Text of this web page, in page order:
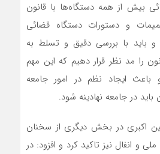
بیش از همه دستگاه‌ها با قانون
و دستورات دستگاه قضائی
باید با بررسی دقیق و تسلط به
را مد نظر قرار دهیم که این مهم
باعث ایجاد نظم در امور جامعه
باید در جامعه نهادینه شود.
اکبری در بخش دیگری از سخنان
و انفال نیز تاکید کرد و افزود: در